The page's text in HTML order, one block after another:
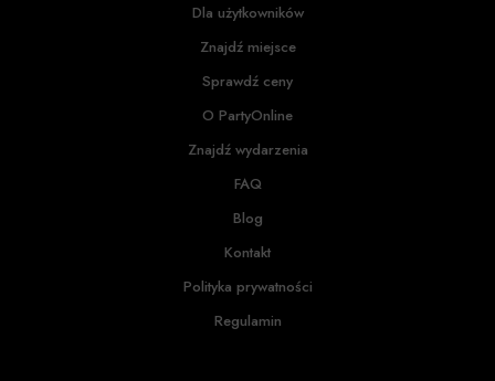
Dla użytkowników
Znajdź miejsce
Sprawdź ceny
O PartyOnline
Znajdź wydarzenia
FAQ
Blog
Kontakt
Polityka prywatności
Regulamin